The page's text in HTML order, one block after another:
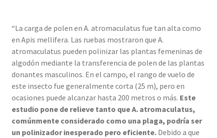
“La carga de polen en A. atromaculatus fue tan alta como
en Apis mellifera. Las ruebas mostraron que A.
atromaculatus pueden polinizar las plantas femeninas de
algodón mediante la transferencia de polen de las plantas
donantes masculinos. En el campo, el rango de vuelo de
este insecto fue generalmente corta (25 m), pero en
ocasiones puede alcanzar hasta 200 metros o más. Este
estudio pone de relieve tanto que A. atromaculatus,
comúnmente considerado como una plaga, podría ser
un polinizador inesperado pero eficiente. Debido a que